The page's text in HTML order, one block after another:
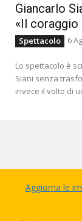
Giancarlo
«Il coraggio
Spettacolo 6
Lo spettacolo è
Siani senza
invece il volto di
Aggiorna le